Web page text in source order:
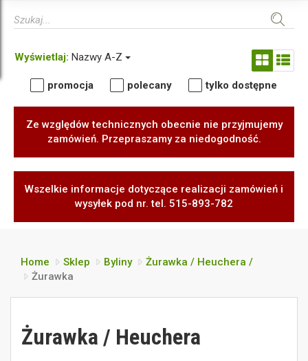
Wyświetlaj: Nazwy A-Z
promocja polecany tylko dostępne
Ze względów technicznych obecnie nie przyjmujemy
zamówień. Przepraszamy za niedogodność.
Wszelkie informacje dotyczące realizacji zamówień i
wysyłek pod nr. tel. 515-893-782
Home Sklep Byliny
Żurawka / Heuchera /
Żurawka
Żurawka / Heuchera